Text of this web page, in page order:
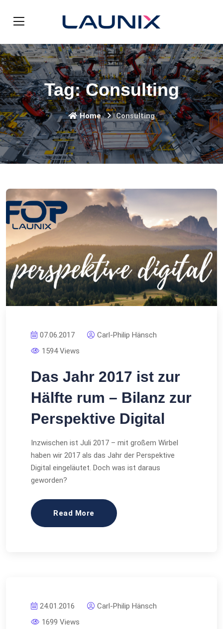
Tag:Consulting
Home Consulting
07.06.2017
Carl-Philip Hänsch
1594 Views
Das Jahr 2017 ist zur
Hälfte rum – Bilanz zur
Perspektive Digital
Inzwischen ist Juli 2017 – mit großem Wirbel
haben wir 2017 als das Jahr der Perspektive
Digital eingeläutet. Doch was ist daraus
geworden?
Read More
24.01.2016
Carl-Philip Hänsch
1699 Views